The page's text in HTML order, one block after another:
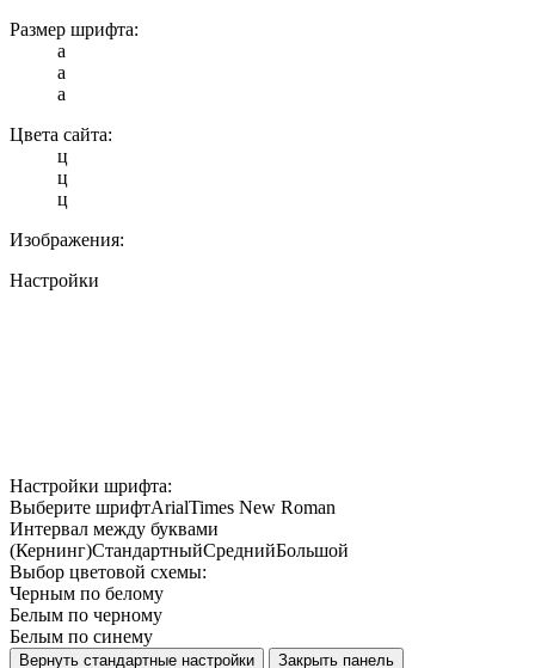
Размер шрифта:
a
a
a
Цвета сайта:
ц
ц
ц
Изображения:
Настройки
Настройки шрифта:
Выберите шрифтArialTimes New Roman
Интервал между буквами
(Кернинг)СтандартныйСреднийБольшой
Выбор цветовой схемы:
Черным по белому
Белым по черному
Белым по синему
Вернуть стандартные настройки Закрыть панель